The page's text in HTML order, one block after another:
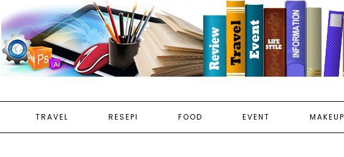
TRAVEL RESEPI FOOD EVENT MAKEUP